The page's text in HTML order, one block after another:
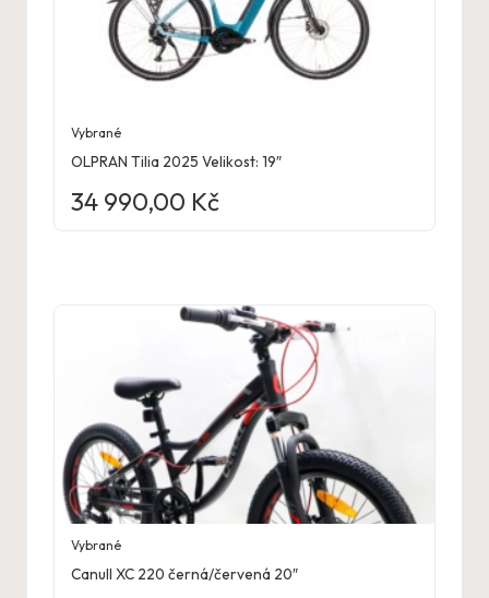
Vybrané
OLPRAN Tilia 2025 Velikost: 19″
34 990,00 Kč
Vybrané
Canull XC 220 černá/červená 20″